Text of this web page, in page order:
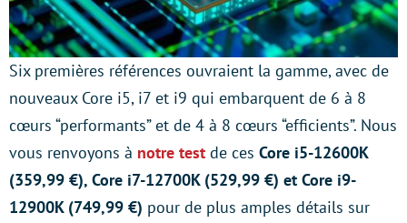
Six premières références ouvraient la gamme, avec de
nouveaux Core i5, i7 et i9 qui embarquent de 6 à 8
cœurs “performants” et de 4 à 8 cœurs “efficients”. Nous
vous renvoyons à notre test de ces Core i5-12600K
(359,99 €), Core i7-12700K (529,99 €) et Core i9-
12900K (749,99 €) pour de plus amples détails sur